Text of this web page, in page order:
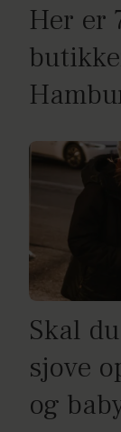
Her er
Skal
sjove
og